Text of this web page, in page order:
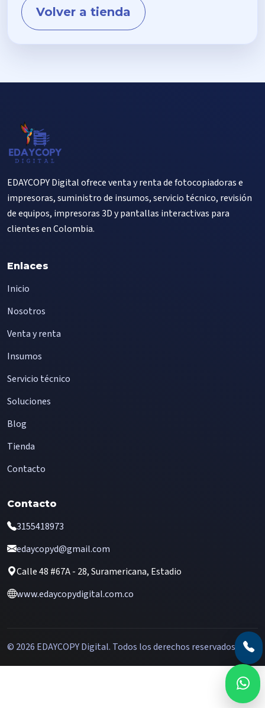
Volver a tienda
EDAYCOPY Digital ofrece venta y renta de fotocopiadoras e
impresoras, suministro de insumos, servicio técnico, revisión
de equipos, impresoras 3D y pantallas interactivas para
clientes en Colombia.
Enlaces
Inicio
Nosotros
Venta y renta
Insumos
Servicio técnico
Soluciones
Blog
Tienda
Contacto
Contacto
3155418973
edaycopyd@gmail.com
Calle 48 #67A - 28, Suramericana, Estadio
www.edaycopydigital.com.co
© 2026 EDAYCOPY Digital. Todos los derechos reservados.